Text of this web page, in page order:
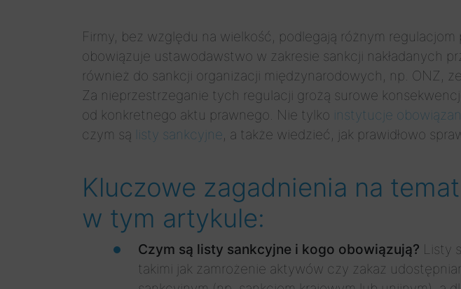
Firmy, bez względu na wielkość, podlegają różnym
obowiązuje ustawodawstwo w zakresie sankcji nakładanych
również do sankcji organizacji międzynarodowych, np. ONZ,
Za nieprzestrzeganie tych regulacji grożą surowe
od konkretnego aktu prawnego. Nie tylko instytucje
czym są
listy sankcyjne, a także wiedzieć, jak prawidłowo
Kluczowe zagadnienia na
w tym artykule:
Czym są listy sankcyjne i kogo obowiązują? Listy
takimi jak zamrożenie aktywów czy zakaz